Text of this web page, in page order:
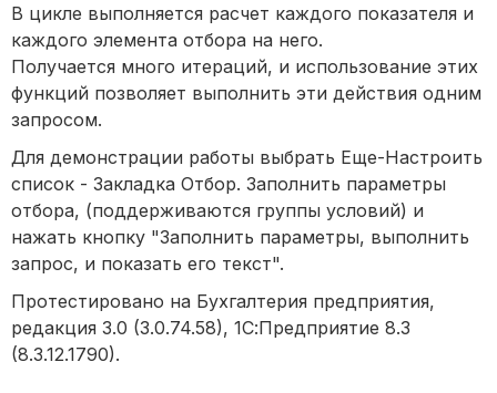
В цикле выполняется расчет каждого показателя и
каждого элемента отбора на него.
Получается много итераций, и использование этих
функций позволяет выполнить эти действия одним
запросом.
Для демонстрации работы выбрать Еще-Настроить
список - Закладка Отбор. Заполнить параметры
отбора, (поддерживаются группы условий) и
нажать кнопку "Заполнить параметры, выполнить
запрос, и показать его текст".
Протестировано на Бухгалтерия предприятия,
редакция 3.0 (3.0.74.58), 1С:Предприятие 8.3
(8.3.12.1790).